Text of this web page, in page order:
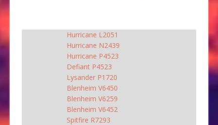
Hurricane L2051
Hurricane N2439
Hurricane P4523
Defiant P4523
Lysander P1720
Blenheim V6450
Blenheim V6259
Blenheim V6452
Spitfire R7293